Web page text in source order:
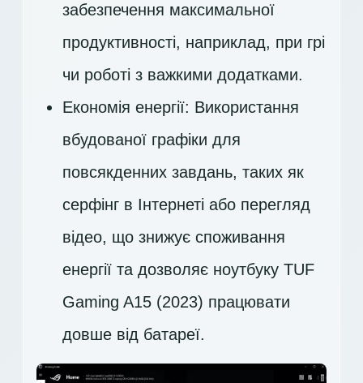
забезпечення максимальної
продуктивності, наприклад, при грі
чи роботі з важкими додатками.
Економія енергії: Використання
вбудованої графіки для
повсякденних завдань, таких як
серфінг в Інтернеті або перегляд
відео, що знижує споживання
енергії та дозволяє ноутбуку TUF
Gaming A15 (2023) працювати
довше від батареї.